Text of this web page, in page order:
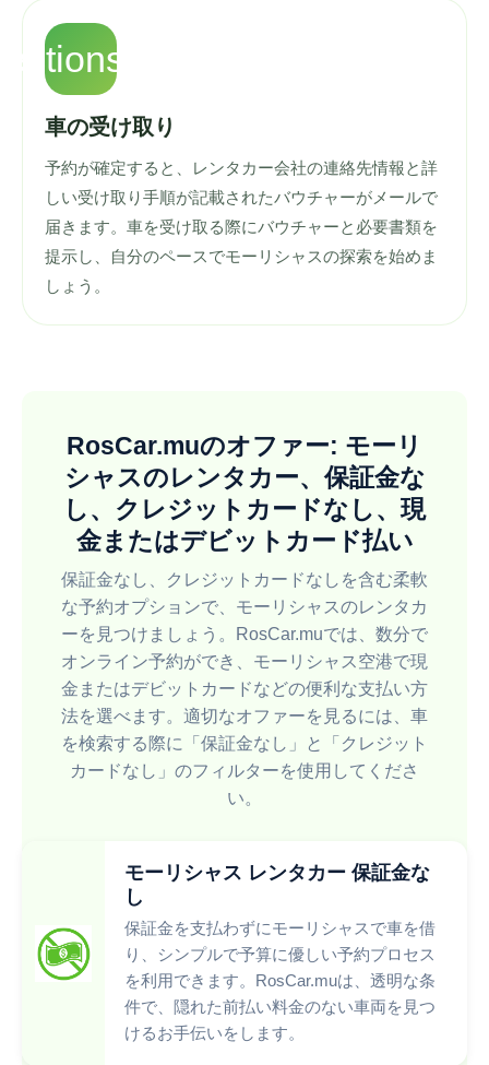
車の受け取り
予約が確定すると、レンタカー会社の連絡先情報と詳
しい受け取り手順が記載されたバウチャーがメールで
届きます。車を受け取る際にバウチャーと必要書類を
提示し、自分のペースでモーリシャスの探索を始めま
しょう。
RosCar.muのオファー: モーリ
シャスのレンタカー、保証金な
し、クレジットカードなし、現
金またはデビットカード払い
保証金なし、クレジットカードなしを含む柔軟
な予約オプションで、モーリシャスのレンタカ
ーを見つけましょう。RosCar.muでは、数分で
オンライン予約ができ、モーリシャス空港で現
金またはデビットカードなどの便利な支払い方
法を選べます。適切なオファーを見るには、車
を検索する際に「保証金なし」と「クレジット
カードなし」のフィルターを使用してくださ
い。
モーリシャス レンタカー 保証金な
し
保証金を支払わずにモーリシャスで車を借
り、シンプルで予算に優しい予約プロセス
を利用できます。RosCar.muは、透明な条
件で、隠れた前払い料金のない車両を見つ
けるお手伝いをします。